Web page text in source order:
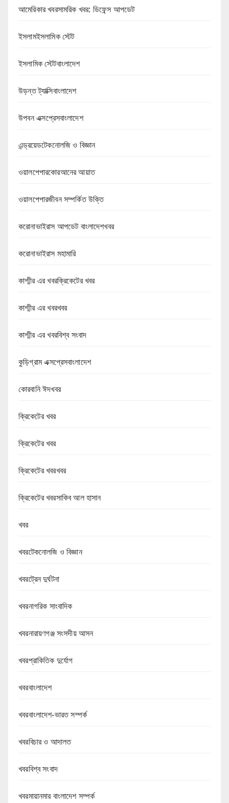
আমেরিকার খবরসামরিক খবর: ডিফেন্স আপডেট
ইসলামইসলামিক স্টেট
ইসলামিক স্টেটবাংলাদেশ
উড়ন্ত ট্যাক্সিবাংলাদেশ
উপবন এক্সপ্রেসবাংলাদেশ
এন্ড্রয়েডটেকনোলজি ও বিজ্ঞান
ওয়ালপেপারকোরআনের আয়াত
ওয়ালপেপারজীবন সম্পর্কিত উক্তি
করোনাভাইরাস আপডেট বাংলাদেশখবর
করোনাভাইরাস মহামারি
কাশ্মীর এর খবরক্রিকেটের খবর
কাশ্মীর এর খবরখবর
কাশ্মীর এর খবরবিশ্ব সংবাদ
কুড়িগ্রাম এক্সপ্রেসবাংলাদেশ
কোরবানি ঈদখবর
ক্রিকেটের খবর
ক্রিকেটের খবর
ক্রিকেটের খবরখবর
ক্রিকেটের খবরসাকিব আল হাসান
খবর
খবরটেকনোলজি ও বিজ্ঞান
খবরট্রেন দুর্ঘটনা
খবরনাগরিক সাংবাদিক
খবরনারায়ণগঞ্জ সংসদীয় আসন
খবরপ্রাকিতিক দুর্যোগ
খবরবাংলাদেশ
খবরবাংলাদেশ-ভারত সম্পর্ক
খবরবিচার ও আদালত
খবরবিশ্ব সংবাদ
খবরমায়ানমার বাংলাদেশ সম্পর্ক